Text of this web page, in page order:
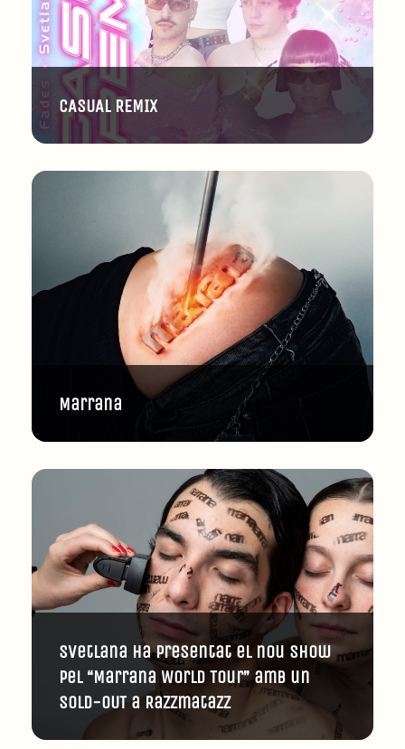
CASUAL REMIX
Marrana
Svetlana ha presentat el nou show
pel “Marrana World Tour” amb un
SOLD-OUT a Razzmatazz